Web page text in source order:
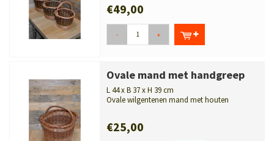
€49,00
- +
Ovale mand met handgreep
L 44 x B 37 x H 39 cm
Ovale wilgentenen mand met houten
€25,00